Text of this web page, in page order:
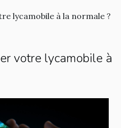
lycamobile à la normale ?
votre lycamobile à